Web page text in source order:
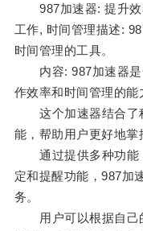
987加速器: 提升效
工作, 时间管理描述:
时间管理的工具。
内容: 987加速器是
作效率和时间管理的能
这个加速器结合了
能，帮助用户更好地掌
通过提供多种功能
定和提醒功能，987加
务。
用户可以根据自己